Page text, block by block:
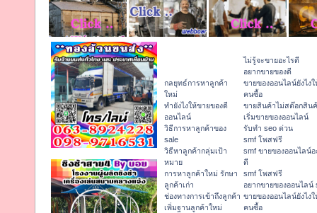
กลยุทธ์การหาลูกค้า
ใหม่
ทํายังไงให้ขายของดี
ออนไลน์
วิธีการหาลูกค้าของ
sale
วิธีหาลูกค้ากลุ่มเป้า
หมาย
การหาลูกค้าใหม่ รักษา
ลูกค้าเก่า
ช่องทางการเข้าถึงลูกค้า
เพิ่มฐานลูกค้าใหม่
ไม่รู้จะขายอะไรดี
อยากขายของดี
ขายของออนไลน์ยังไง
คนซื้อ
ขายสินค้าไม่สต๊อกสิน
เริ่มขายของออนไลน์
รับทำ seo ด่วน
smf โพสฟรี
smf ขายของออนไลน์อ
ดี
smf โพสฟรี
อยากขายของออนไลน์
ขายของออนไลน์ยังไง
คนซื้อ